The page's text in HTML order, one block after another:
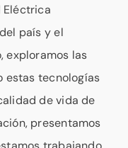
Eléctrica
país y el
exploramos las
estas tecnologías
de vida de
presentamos